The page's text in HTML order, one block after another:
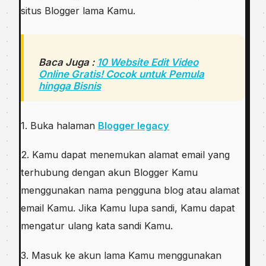
situs Blogger lama Kamu.
Baca Juga : 10 Website Edit Video
Online Gratis! Cocok untuk Pemula
hingga Bisnis
1. Buka halaman Blogger legacy
2. Kamu dapat menemukan alamat email yang
terhubung dengan akun Blogger Kamu
menggunakan nama pengguna blog atau alamat
email Kamu. Jika Kamu lupa sandi, Kamu dapat
mengatur ulang kata sandi Kamu.
3. Masuk ke akun lama Kamu menggunakan